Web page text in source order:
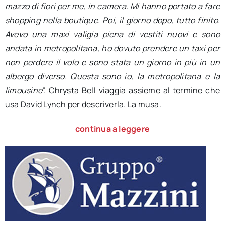
mazzo di fiori per me, in camera. Mi hanno portato a fare
shopping nella boutique. Poi, il giorno dopo, tutto finito.
Avevo una maxi valigia piena di vestiti nuovi e sono
andata in metropolitana, ho dovuto prendere un taxi per
non perdere il volo e sono stata un giorno in più in un
albergo diverso. Questa sono io, la metropolitana e la
limousine”. Chrysta Bell viaggia assieme al termine che
usa David Lynch per descriverla. La musa.
continua a leggere